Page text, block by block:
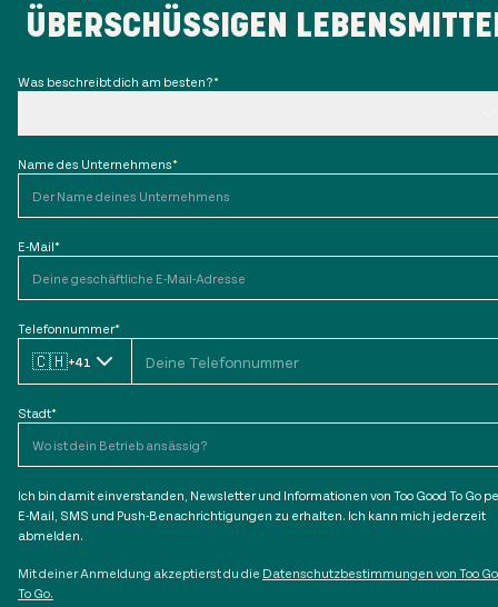
ÜBERSCHÜSSIGEN
Was beschreibt dich am besten?*
Name des Unternehmens*
E-Mail*
Telefonnummer*
🇨🇭+41
Stadt*
Ich bin damit einverstanden, Newsletter und Informationen von Too Good To Go
E-Mail, SMS und Push-Benachrichtigungen zu erhalten. Ich kann mich jederzeit
abmelden.
Mit deiner Anmeldung akzeptierst du die Datenschutzbestimmungen von Too
To Go.